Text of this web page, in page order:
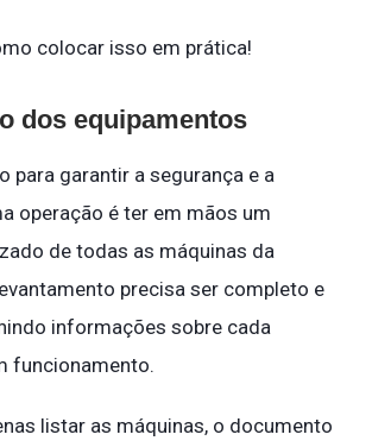
colocar isso em prática!
dos equipamentos
para garantir a segurança e a
operação é ter em mãos um
de todas as máquinas da
precisa ser completo e
informações sobre cada
funcionamento.
listar as máquinas, o documento